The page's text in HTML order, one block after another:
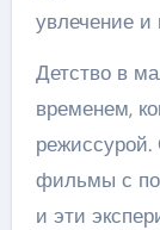
увлечение и
Детство в
временем,
фильмы с
и эти